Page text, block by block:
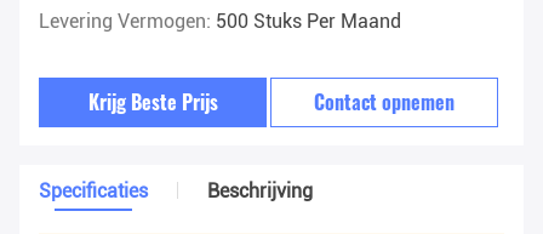
Levering Vermogen: 500 Stuks Per Maand
Krijg Beste Prijs Contact opnemen
Specificaties Beschrijving